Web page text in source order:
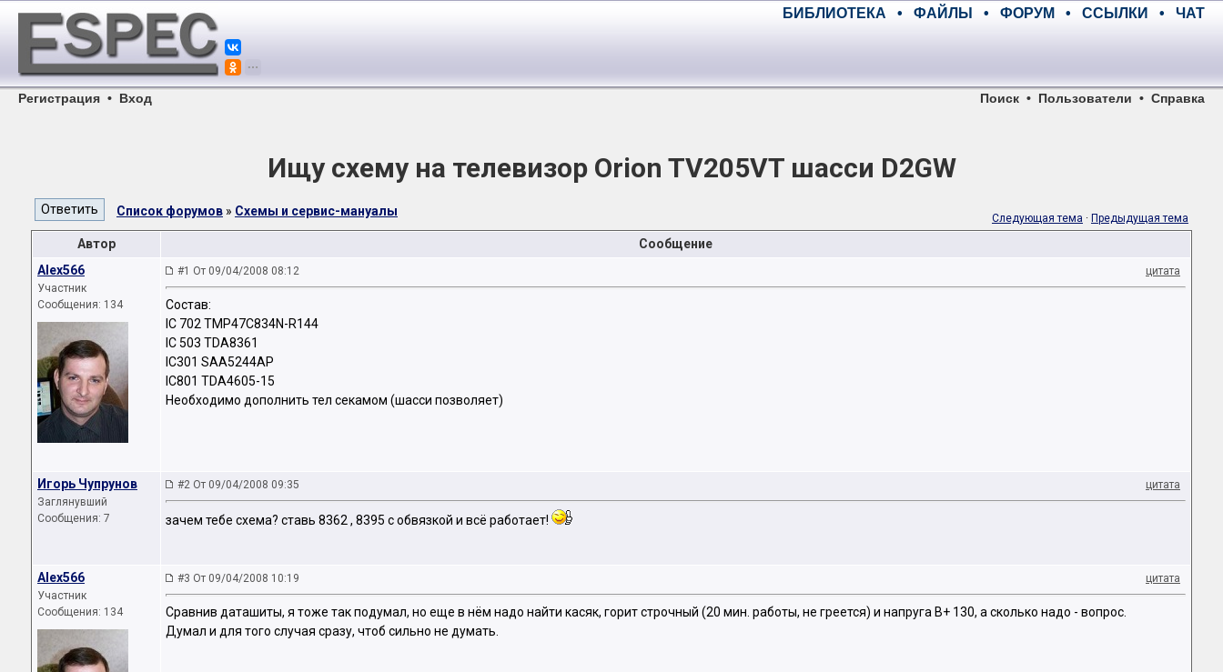
БИБЛИОТЕКА • ФАЙЛЫ • ФОРУМ • ССЫЛКИ • ЧАТ
Регистрация • Вход Поиск • Пользователи • Справка
Ищу схему на телевизор Orion TV205VT шасси D2GW
Список форумов » Схемы и сервис-мануалы Следующая тема · Предыдущая тема
Автор
Сообщение
Alex566
Участник
Сообщения: 134
#1 От 09/04/2008 08:12 цитата
Состав:
IC 702 TMP47C834N-R144
IC 503 TDA8361
IC301 SAA5244AP
IC801 TDA4605-15
Необходимо дополнить тел секамом (шасси позволяет)
Игорь Чупрунов
Заглянувший
Сообщения: 7
#2 От 09/04/2008 09:35 цитата
зачем тебе схема? ставь 8362 , 8395 с обвязкой и всё работает!
Alex566
Участник
Сообщения: 134
#3 От 09/04/2008 10:19 цитата
Сравнив даташиты, я тоже так подумал, но еще в нём надо найти касяк, горит строчный (20 мин. работы, не греется) и напруга В+ 130, а сколько надо - вопрос.
Думал и для того случая сразу, чтоб сильно не думать.